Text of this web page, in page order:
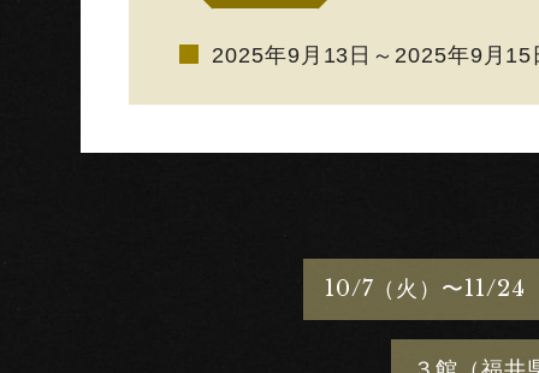
2025年9月13日～2025年9月15